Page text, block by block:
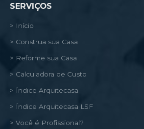
SERVIÇOS
> Início
> Construa sua Casa
> Reforme sua Casa
> Calculadora de Custo
> Índice Arquitecasa
> Índice Arquitecasa LSF
> Você é Profissional?